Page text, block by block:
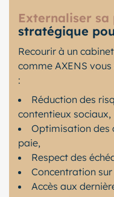
Externaliser sa
stratégique
Recourir à un
comme AXENS
:
Réduction des
contentieux sociaux,
Optimisation des
paie,
Respect des
Concentration
Accès aux